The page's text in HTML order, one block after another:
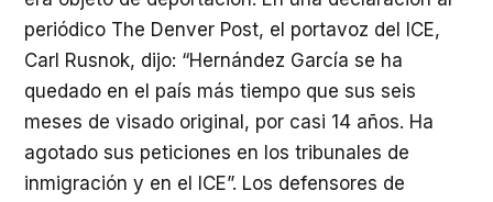
periódico The Denver Post, el portavoz del
ICE,
Carl Rusnok, dijo: “Hernández García se ha
quedado en el país más tiempo que sus seis
meses de visado original, por casi 14 años. Ha
agotado sus peticiones en los tribunales de
inmigración y en el ICE”. Los defensores de